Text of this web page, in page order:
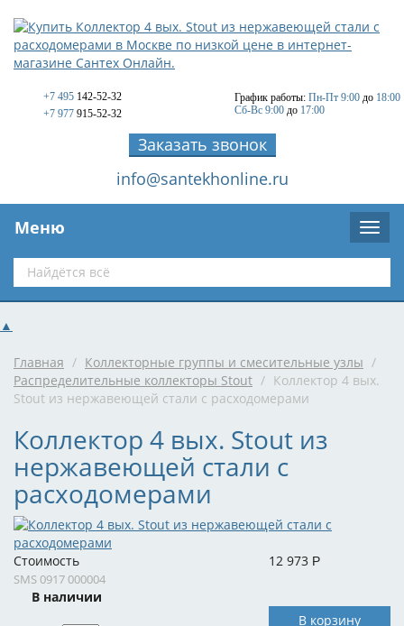
+7 495 142-52-32
+7 977 915-52-32
График работы: Пн-Пт 9:00 до 18:00
Сб-Вс 9:00 до 17:00
Заказать звонок
info@santekhonline.ru
Меню
▲
Главная / Коллекторные группы и смесительные узлы /
Распределительные коллекторы Stout / Коллектор 4 вых.
Stout из нержавеющей стали с расходомерами
Коллектор 4 вых. Stout из
нержавеющей стали с
расходомерами
Стоимость 12 973 Р
SMS 0917 000004
В наличии